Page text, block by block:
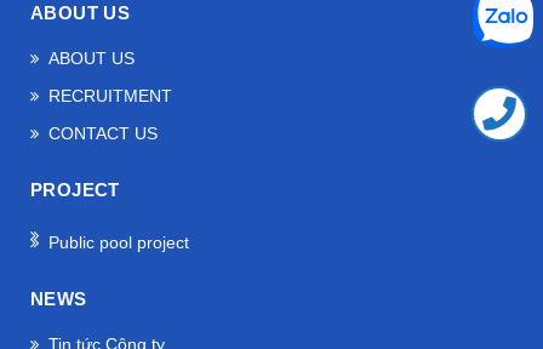
ABOUT US
ABOUT US
RECRUITMENT
CONTACT US
PROJECT
Public pool project
NEWS
Tin tức Công ty